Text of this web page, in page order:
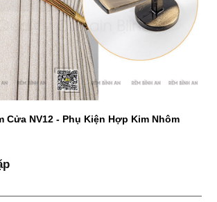
Cửa NV12 - Phụ Kiện Hợp Kim Nhôm